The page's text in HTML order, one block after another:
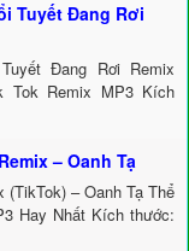
Tuyết Đang Rơi
Đang Rơi Remix
Tok Remix MP3 Kích
– Oanh Tạ
– Oanh Tạ Thể
Hay Nhất Kích thước: